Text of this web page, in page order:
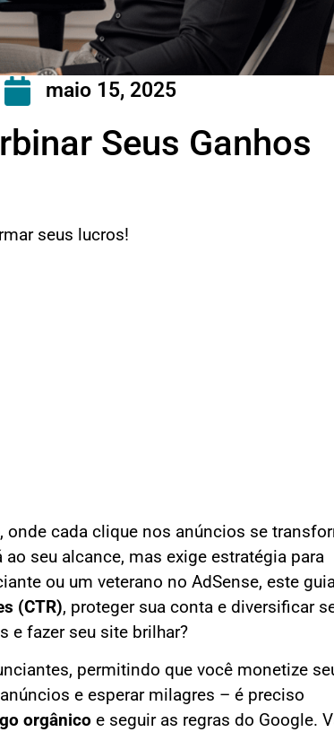
maio 15, 2025
Seus Ganhos
seus lucros!
, onde cada clique nos anúncios se
ao seu alcance, mas exige estratégia para
ou um veterano no AdSense, este
(CTR), proteger sua conta e diversificar
e fazer seu site brilhar?
permitindo que você monetize
e esperar milagres – é preciso
orgânico e seguir as regras do Google.